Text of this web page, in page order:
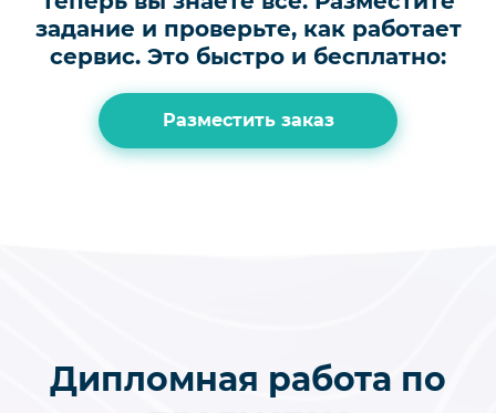
задание и проверьте, как работает
сервис. Это быстро и бесплатно:
Разместить заказ
Дипломная работа по